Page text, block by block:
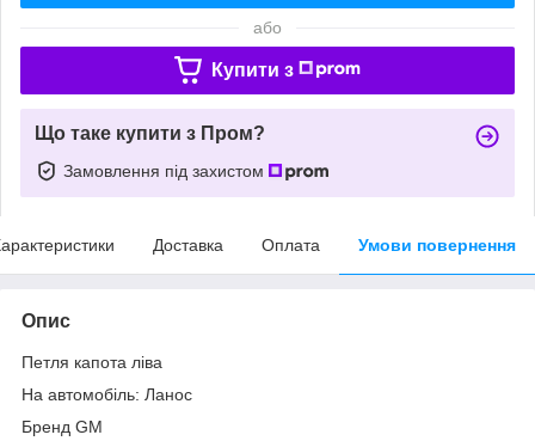
або
Купити з
Що таке купити з Пром?
Замовлення під захистом
Доставка Оплата Умови повернення
Опис
Петля капота ліва
На автомобіль: Ланос
Бренд GM